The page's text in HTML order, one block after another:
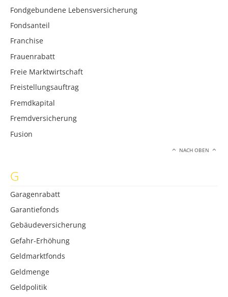
Fondgebundene Lebensversicherung
Fondsanteil
Franchise
Frauenrabatt
Freie Marktwirtschaft
Freistellungsauftrag
Fremdkapital
Fremdversicherung
Fusion
NACH OBEN
G
Garagenrabatt
Garantiefonds
Gebäudeversicherung
Gefahr-Erhöhung
Geldmarktfonds
Geldmenge
Geldpolitik